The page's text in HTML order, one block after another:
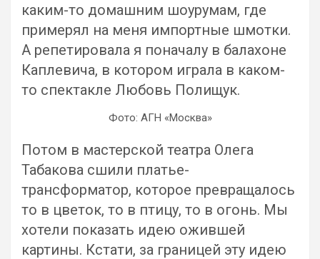
каким-то домашним шоурумам, где
примерял на меня импортные шмотки.
А репетировала я поначалу в балахоне
Каплевича, в котором играла в каком-
то спектакле Любовь Полищук.
Фото: АГН «Москва»
Потом в мастерской театра Олега
Табакова сшили платье-
трансформатор, которое превращалось
то в цветок, то в птицу, то в огонь. Мы
хотели показать идею ожившей
картины. Кстати, за границей эту идею